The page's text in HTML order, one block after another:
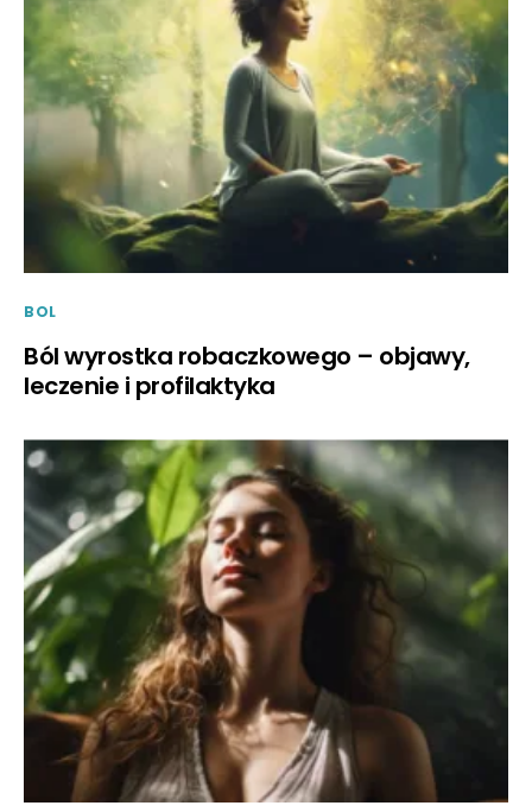
BOL
Ból wyrostka robaczkowego – objawy,
leczenie i profilaktyka